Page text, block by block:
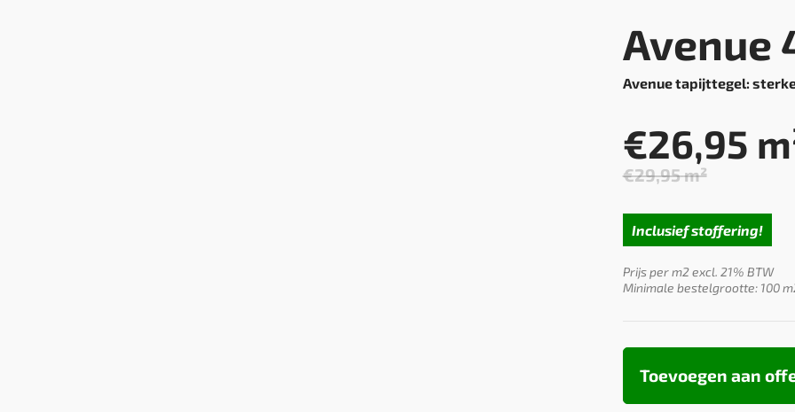
Avenue
Avenue tapijttegel:
€29,95m²
prijs
was:
€29,95.
€26,95
Huidige
prijs
is:
€26,95.
Inclusief stoffering!
Prijs per m2 excl. 21% BTW
Minimale bestelgrootte: 100
Toevoegen aan